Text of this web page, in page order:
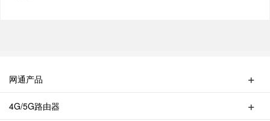
网通产品
交换机
4G/5G路由器